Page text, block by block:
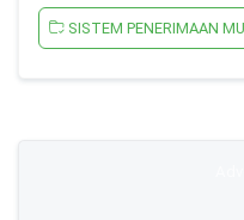
SISTEM PENERIMAAN